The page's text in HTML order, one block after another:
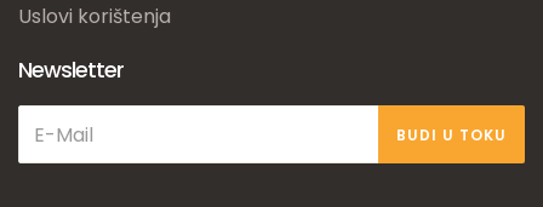
Uslovi korištenja
Newsletter
BUDI U TOKU